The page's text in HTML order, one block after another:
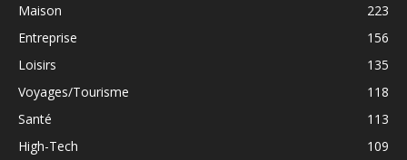
Maison
223
Entreprise
156
Loisirs
135
Voyages/Tourisme
118
Santé
113
High-Tech
109